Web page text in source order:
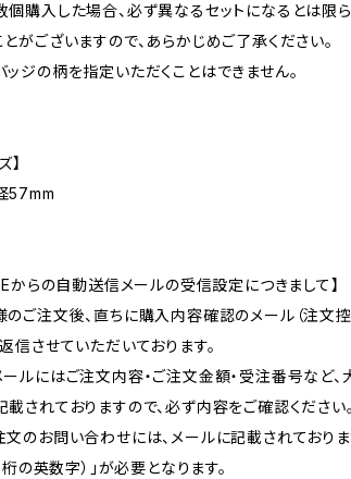
購入した場合、必ず異なるセットになるとは限ら
がございますので、あらかじめご了承ください。
ジの柄を指定いただくことはできません。
】
57mm
からの自動送信メールの受信設定につきまして】
のご注文後、直ちに購入内容確認のメール（注文
信させていただいております。
ールにはご注文内容・ご注文金額・受注番号など、
載されておりますので、必ず内容をご確認ください。
のお問い合わせには、メールに記載されておりま
桁の英数字）」が必要となります。